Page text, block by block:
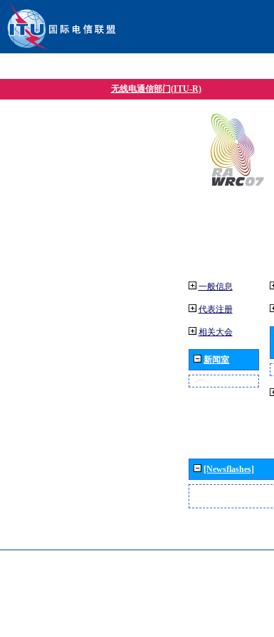
无线电通信部门(ITU-R)
一般信息
代表注册
相关大会
新闻室
[Newsflashes]